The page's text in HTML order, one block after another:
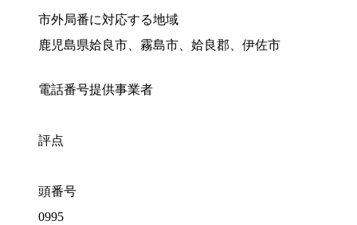
市外局番に対応する地域
鹿児島県姶良市、霧島市、姶良郡、伊佐市
電話番号提供事業者
評点
頭番号
0995